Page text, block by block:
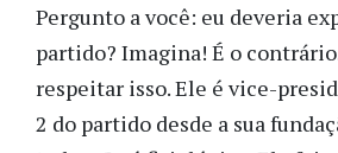
Pergunto a você: eu deveria
partido? Imagina! É o
respeitar isso. Ele é vice-
2 do partido desde a sua